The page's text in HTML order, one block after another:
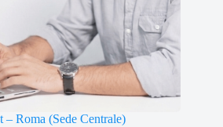
Roma (Sede Centrale)